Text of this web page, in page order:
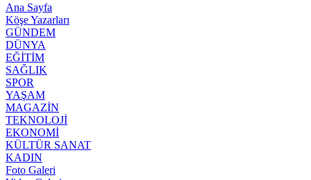
Ana Sayfa
Köşe Yazarları
GÜNDEM
DÜNYA
EĞİTİM
SAĞLIK
SPOR
YAŞAM
MAGAZİN
TEKNOLOJİ
EKONOMİ
KÜLTÜR SANAT
KADIN
Foto Galeri